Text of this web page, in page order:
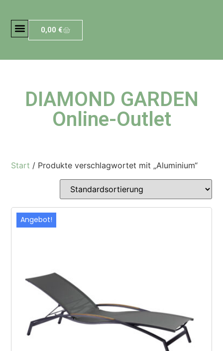
0,00€
DIAMOND GARDEN
Online-Outlet
Start / Produkte verschlagwortet mit „Aluminium“
Angebot!